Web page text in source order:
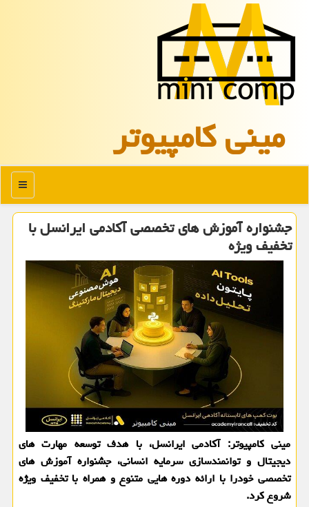
مینی كامپیوتر
منو
جشنواره آموزش های تخصصی آکادمی ایرانسل با
تخفیف ویژه
مینی کامپیوتر: آکادمی ایرانسل، با هدف توسعه مهارت های
دیجیتال و توانمندسازی سرمایه انسانی، جشنواره آموزش های
تخصصی خودرا با ارائه دوره هایی متنوع و همراه با تخفیف ویژه
شروع کرد.